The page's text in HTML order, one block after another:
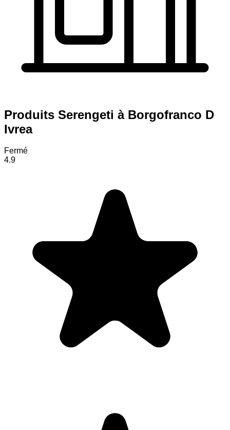
Produits Serengeti à Borgofranco D
Ivrea
Fermé
4.9